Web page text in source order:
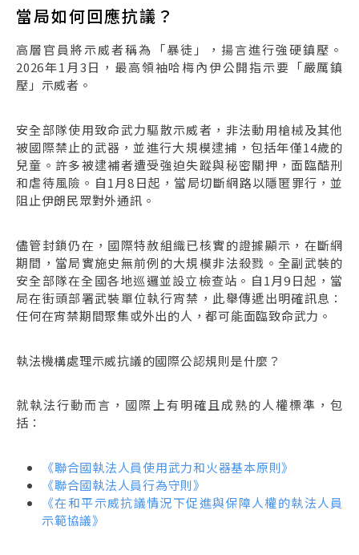
當局如何回應抗議？
高層官員將示威者稱為「暴徒」，揚言進行強硬鎮壓。
2026年1月3日，最高領袖哈梅內伊公開指示要「嚴厲鎮
壓」示威者。
安全部隊使用致命武力驅散示威者，非法動用槍械及其他
被國際禁止的武器，並進行大規模逮捕，包括年僅14歲的
兒童。許多被逮補者遭受強迫失蹤與秘密關押，面臨酷刑
和虐待風險。自1月8日起，當局切斷網路以隱匿罪行，並
阻止伊朗民眾對外通訊。
儘管封鎖仍在，國際特赦組織已核實的證據顯示，在斷網
期間，當局實施史無前例的大規模非法殺戮。全副武裝的
安全部隊在全國各地巡邏並設立檢查站。自1月9日起，當
局在街頭部署武裝單位執行宵禁，此舉傳遞出明確訊息：
任何在宵禁期間聚集或外出的人，都可能面臨致命武力。
執法機構處理示威抗議的國際公認規則是什麼？
就執法行動而言，國際上有明確且成熟的人權標準，包
括：
《聯合國執法人員使用武力和火器基本原則》
《聯合國執法人員行為守則》
《在和平示威抗議情況下促進與保障人權的執法人員
示範協議》